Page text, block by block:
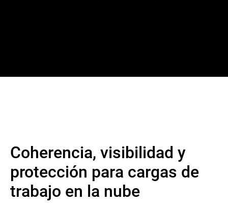
Coherencia, visibilidad y
protección para cargas de
trabajo en la nube